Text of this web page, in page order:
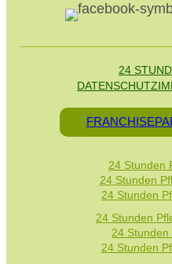
24
DATENSCHUTZ
24 Stunden
24 Stunden
24 Stunden
24 Stunden
24 Stunden
24 Stunden